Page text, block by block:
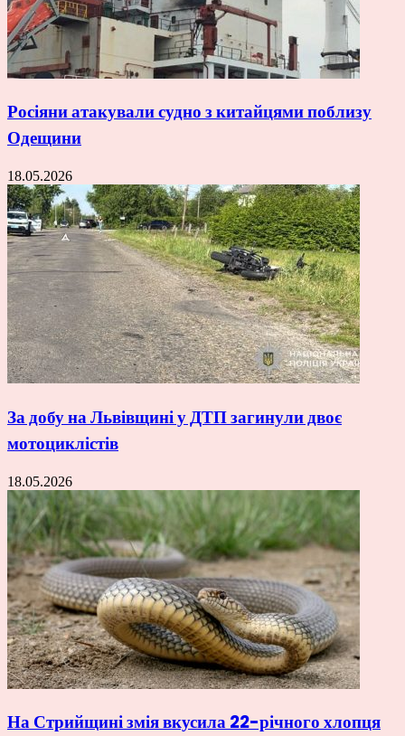
Росіяни атакували судно з китайцями поблизу
Одещини
18.05.2026
За добу на Львівщині у ДТП загинули двоє
мотоциклістів
18.05.2026
На Стрийщині змія вкусила 22-річного хлопця